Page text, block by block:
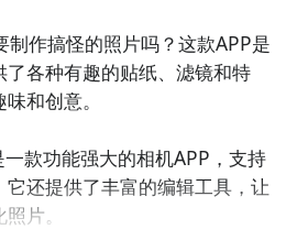
作搞怪的照片吗？这款APP是
各种有趣的贴纸、滤镜和特
和创意。
款功能强大的相机APP，支持
还提供了丰富的编辑工具，让
片。